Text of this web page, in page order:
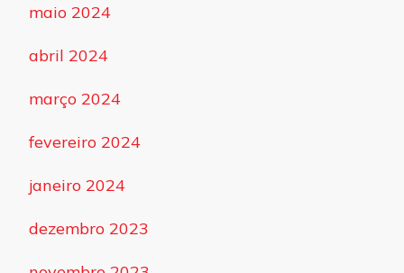
maio 2024
abril 2024
março 2024
fevereiro 2024
janeiro 2024
dezembro 2023